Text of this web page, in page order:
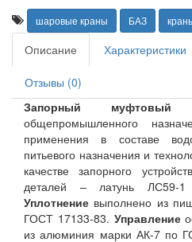
шаровые краны БАЗ
Описание Характеристики
Отзывы (0)
Запорный
общепромышленного
применения в составе
питьевого назначения и
качестве запорного
деталей – латунь ЛС59-
Уплотнение выполнено из
ГОСТ 17133-83. Управление
из алюминия марки АК-7 по